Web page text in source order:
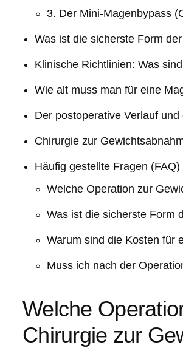
3. Der Mini-Magenbypass
Was ist die sicherste Form
Klinische Richtlinien: Was
Wie alt muss man für eine
Der postoperative Verlauf
Chirurgie zur
Häufig gestellte Fragen (FAQ)
Welche Operation zur
Was ist die sicherste Form
Warum sind die Kosten für
Muss ich nach der
Welche
Chirurgie zur